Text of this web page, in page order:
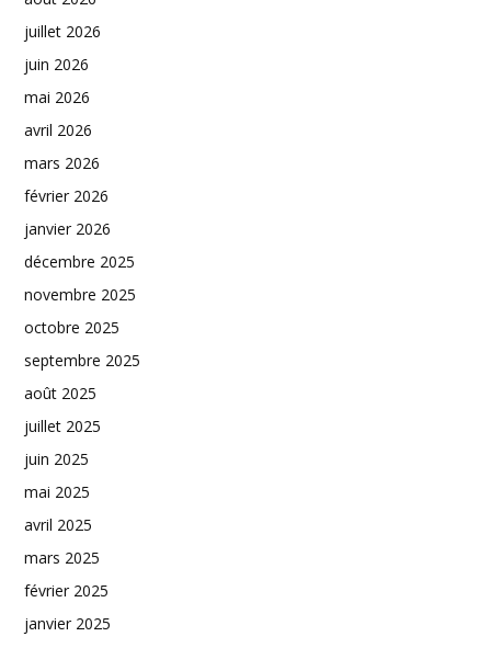
juillet 2026
juin 2026
mai 2026
avril 2026
mars 2026
février 2026
janvier 2026
décembre 2025
novembre 2025
octobre 2025
septembre 2025
août 2025
juillet 2025
juin 2025
mai 2025
avril 2025
mars 2025
février 2025
janvier 2025